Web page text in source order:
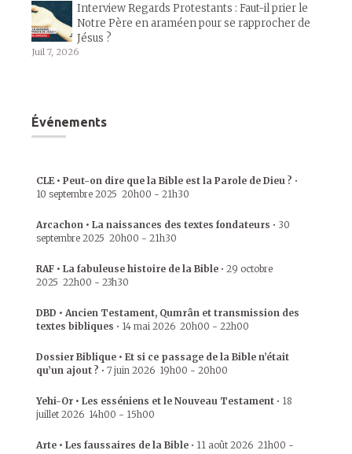
Interview Regards Protestants : Faut-il prier le
Notre Père en araméen pour se rapprocher de
Jésus ?
Juil 7, 2026
Événements
CLE • Peut-on dire que la Bible est la Parole de Dieu ? •
10 septembre 2025 20h00 - 21h30
Arcachon • La naissances des textes fondateurs • 30
septembre 2025 20h00 - 21h30
RAF • La fabuleuse histoire de la Bible • 29 octobre
2025 22h00 - 23h30
DBD • Ancien Testament, Qumrân et transmission des
textes bibliques • 14 mai 2026 20h00 - 22h00
Dossier Biblique • Et si ce passage de la Bible n’était
qu’un ajout ? • 7 juin 2026 19h00 - 20h00
Yehi-Or • Les esséniens et le Nouveau Testament • 18
juillet 2026 14h00 - 15h00
Arte • Les faussaires de la Bible • 11 août 2026 21h00 -